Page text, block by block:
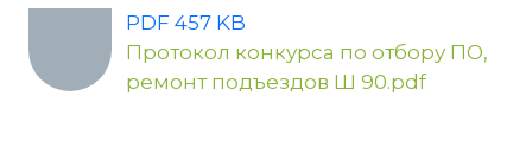
PDF 457 KB
Протокол конкурса по отбору ПО,
ремонт подъездов Ш 90.pdf